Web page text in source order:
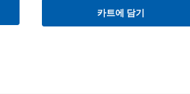
카트에 담기